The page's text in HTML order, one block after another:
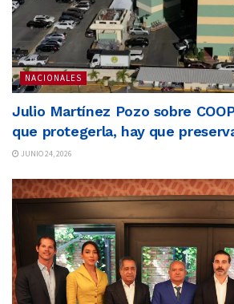
NACIONALES
Julio Martínez Pozo sobre
que protegerla, hay que
JUNIO 24, 2026